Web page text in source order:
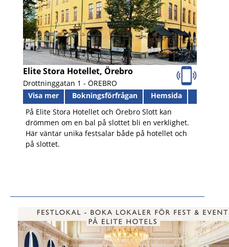
Elite Stora Hotellet, Örebro
Drottninggatan 1 - ÖREBRO
Visa mer
Bokningsförfrågan
Hemsida
På Elite Stora Hotellet och Örebro Slott kan
drömmen om en bal på slottet bli en verklighet.
Här väntar unika festsalar både på hotellet och
på slottet.